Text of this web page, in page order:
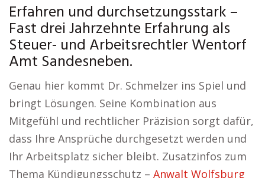
Erfahren und durchsetzungsstark –
Fast drei Jahrzehnte Erfahrung als
Steuer- und Arbeitsrechtler Wentorf
Amt Sandesneben.
Genau hier kommt Dr. Schmelzer ins Spiel und
bringt Lösungen. Seine Kombination aus
Mitgefühl und rechtlicher Präzision sorgt dafür,
dass Ihre Ansprüche durchgesetzt werden und
Ihr Arbeitsplatz sicher bleibt. Zusatzinfos zum
Thema Kündigungsschutz – Anwalt Wolfsburg